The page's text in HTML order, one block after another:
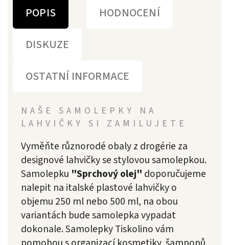
POPIS
HODNOCENÍ
DISKUZE
OSTATNÍ INFORMACE
NAŠE SAMOLEPKY NA
LAHVIČKY SI ZAMILUJETE
Vyměňte různorodé obaly z drogérie za
designové lahvičky se stylovou samolepkou.
Samolepku "Sprchový olej" doporučujeme
nalepit na italské plastové lahvičky o
objemu 250 ml nebo 500 ml, na obou
variantách bude samolepka vypadat
dokonale. Samolepky Tiskolino vám